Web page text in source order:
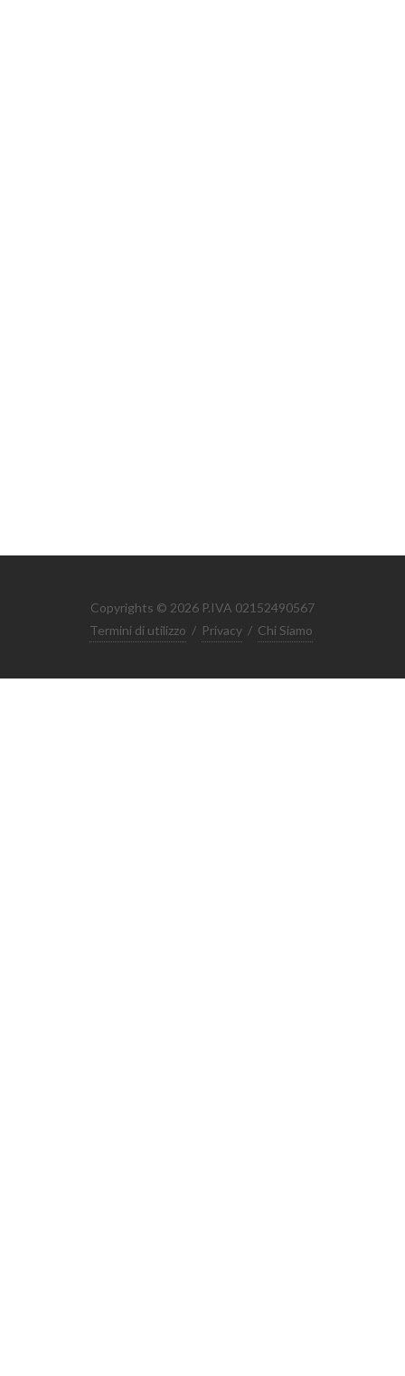
Copyrights © 2026 P.IVA 02152490567
Termini di utilizzo / Privacy / Chi Siamo